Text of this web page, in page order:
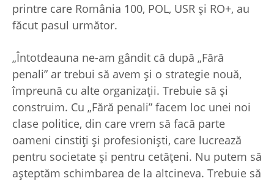
printre care România 100, POL, USR și RO+, au
făcut pasul următor.
„Întotdeauna ne-am gândit că după „Fără
penali” ar trebui să avem și o strategie nouă,
împreună cu alte organizații. Trebuie să și
construim. Cu „Fără penali” facem loc unei noi
clase politice, din care vrem să facă parte
oameni cinstiți și profesioniști, care lucrează
pentru societate și pentru cetățeni. Nu putem să
așteptăm schimbarea de la altcineva. Trebuie să